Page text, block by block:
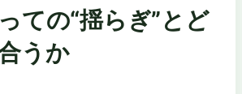
ての“揺らぎ”とど
うか